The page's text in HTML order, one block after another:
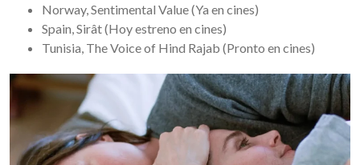
Norway, Sentimental Value (Ya en cines)
Spain, Sirât (Hoy estreno en cines)
Tunisia, The Voice of Hind Rajab (Pronto en cines)